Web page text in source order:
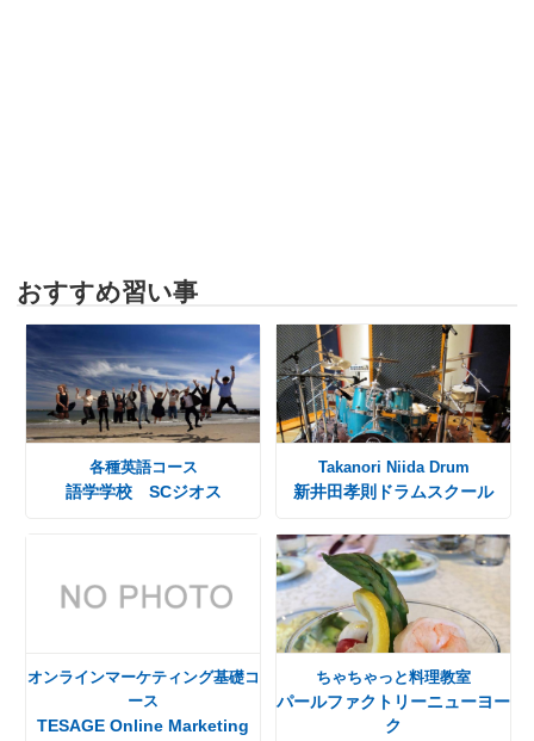
おすすめ習い事
各種英語コース
語学学校 SCジオス
Takanori Niida Drum
新井田孝則ドラムスクール
オンラインマーケティング基礎コ
ース
TESAGE Online Marketing
ちゃちゃっと料理教室
パールファクトリーニューヨー
ク